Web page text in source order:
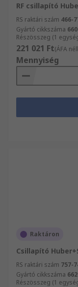
RF csillapító
RS raktári szám 466-
Gyártó cikkszáma
Részösszeg (1
221 021 Ft(ÁFA
Mennyiség
Raktáron
Csillapító
RS raktári szám 757-
Gyártó cikkszáma
Részösszeg (1